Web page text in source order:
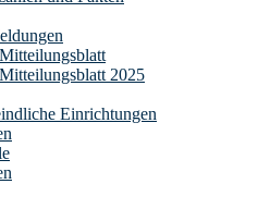
2025
Einrichtungen